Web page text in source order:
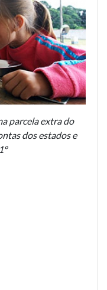
parcela extra do
dos estados e